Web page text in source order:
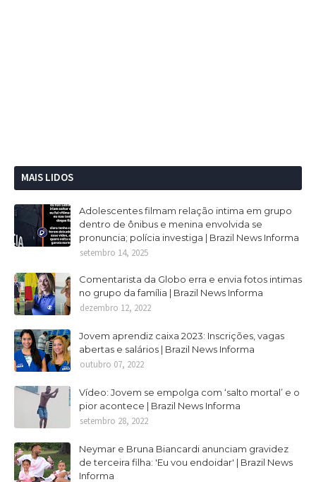
MAIS LIDOS
Adolescentes filmam relação intima em grupo
dentro de ônibus e menina envolvida se
pronuncia; polícia investiga | Brazil News Informa
setembro 14, 2025
Comentarista da Globo erra e envia fotos intimas
no grupo da família | Brazil News Informa
dezembro 12, 2022
Jovem aprendiz caixa 2023: Inscrições, vagas
abertas e salários | Brazil News Informa
outubro 07, 2022
Vídeo: Jovem se empolga com ‘salto mortal’ e o
pior acontece | Brazil News Informa
setembro 28, 2022
Neymar e Bruna Biancardi anunciam gravidez
de terceira filha: 'Eu vou endoidar' | Brazil News
Informa